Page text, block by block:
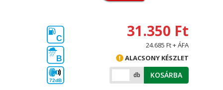
C
B
72dB
31.350 Ft
24.685 Ft + ÁFA
ALACSONY KÉSZLET
db KOSÁRBA